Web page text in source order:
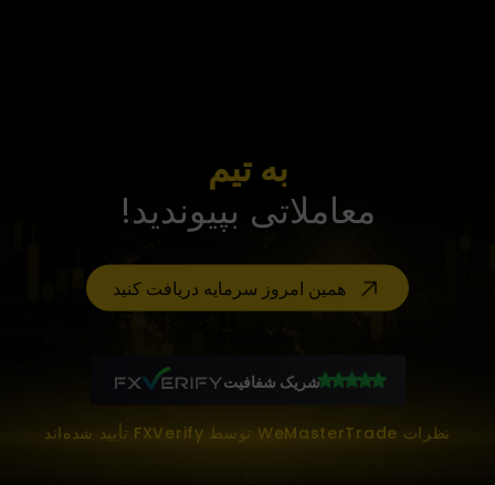
به تیم
معاملاتی بپیوندید!
همین امروز سرمایه دریافت کنید
شریک شفافیت
نظرات WeMasterTrade توسط FXVerify تأیید شده‌اند